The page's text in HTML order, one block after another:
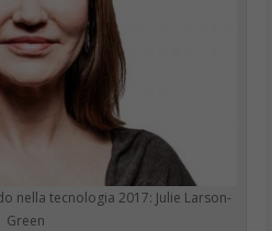
nella tecnologia 2017: Julie Larson-